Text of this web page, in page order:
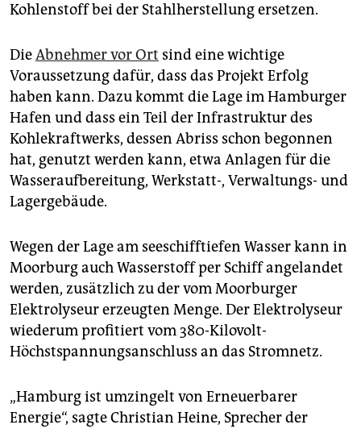
Kohlenstoff bei der Stahlherstellung ersetzen.
DieAbnehmer vor Ort sind eine wichtige
Voraussetzung dafür, dass das Projekt Erfolg
haben kann. Dazu kommt die Lage im Hamburger
Hafen und dass ein Teil der Infrastruktur des
Kohlekraftwerks, dessen Abriss schon begonnen
hat, genutzt werden kann, etwa Anlagen für die
Wasseraufbereitung, Werkstatt-, Verwaltungs- und
Lagergebäude.
Wegen der Lage am seeschifftiefen Wasser kann in
Moorburg auch Wasserstoff per Schiff angelandet
werden, zusätzlich zu der vom Moorburger
Elektrolyseur erzeugten Menge. Der Elektrolyseur
wiederum profitiert vom 380-Kilovolt-
Höchstspannungsanschluss an das Stromnetz.
„Hamburg ist umzingelt von Erneuerbarer
Energie“, sagte Christian Heine, Sprecher der